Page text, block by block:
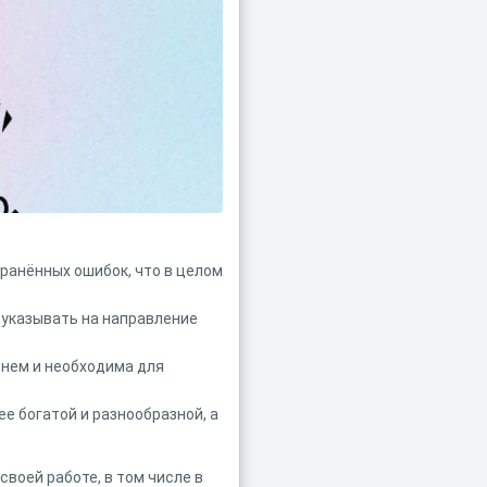
ошибок, что в целом
на направление
и необходима для
богатой и разнообразной, а
работе, в том числе в